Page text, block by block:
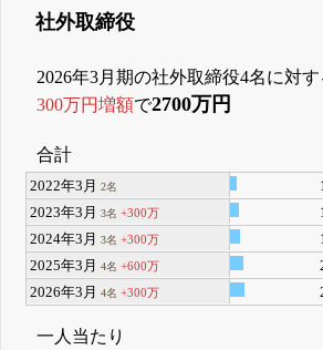
社外取締役
2026年3月期の社外取締役4名に対
300万円増額で2700万円
合計
2022年3月2名
2023年3月3名 +300万
2024年3月3名 +300万
2025年3月4名 +600万
2026年3月4名 +300万
一人当たり